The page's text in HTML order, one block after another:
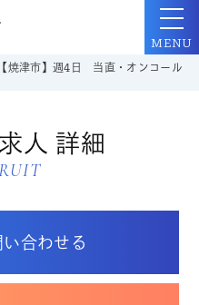
【焼津市】週4日 当直・オンコール
MENU
人 詳細
合わせる